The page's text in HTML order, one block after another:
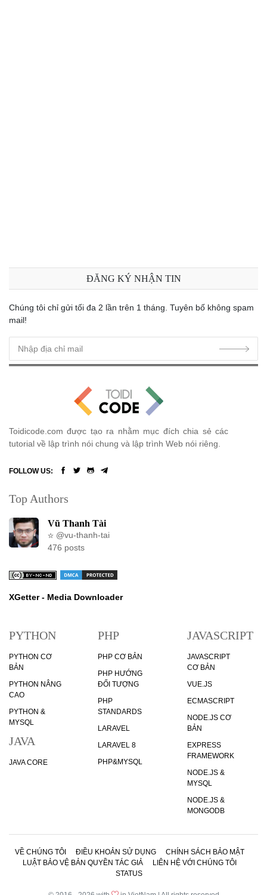
ĐĂNG KÝ NHẬN TIN
Chúng tôi chỉ gửi tối đa 2 lần trên 1 tháng. Tuyên bố không spam
mail!
Toidicode.com được tạo ra nhằm mục đích chia sẻ các
tutorial về lập trình nói chung và lập trình Web nói riêng.
FOLLOW US:
Top Authors
Vũ Thanh Tài
@vu-thanh-tai
476 posts
XGetter - Media Downloader
PYTHON
PYTHON CƠ
BẢN
PYTHON NÂNG
CAO
PYTHON &
MYSQL
JAVA
JAVA CORE
PHP
PHP CƠ BẢN
PHP HƯỚNG
ĐỐI TƯỢNG
PHP
STANDARDS
LARAVEL
LARAVEL 8
PHP&MYSQL
JAVASCRIPT
JAVASCRIPT
CƠ BẢN
VUE.JS
ECMASCRIPT
NODE.JS CƠ
BẢN
EXPRESS
FRAMEWORK
NODE.JS &
MYSQL
NODE.JS &
MONGODB
VỀ CHÚNG TÔI ĐIỀU KHOẢN SỬ DỤNG
CHÍNH SÁCH BẢO MẬT
LUẬT BẢO VỆ BẢN QUYỀN TÁC GIẢ
LIÊN HỆ VỚI CHÚNG TÔI
STATUS